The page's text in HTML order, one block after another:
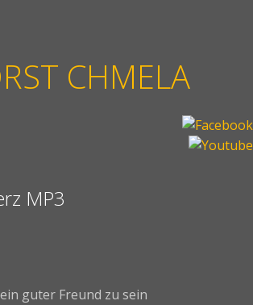
CHMELA
MP3
guter Freund zu sein